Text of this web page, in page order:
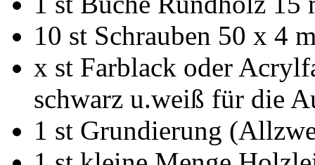
10 st Schrauben 50 x 4
x st Farblack oder
schwarz u.weiß für die
1 st Grundierung